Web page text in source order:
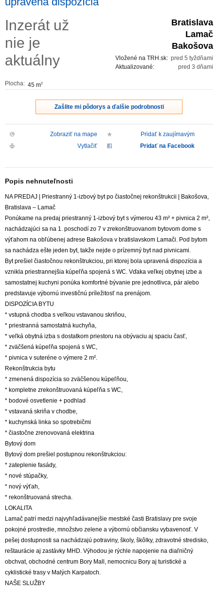
REKLAMA
PARTNERI
OBCHODNÉ PODMIENKY
PRIPOMIENKY
Inzerát už
nie je
aktuálny
Plocha: 45 m2
Bratislava
Lamač
Bakošova
pred 5 tyždňami
Vložené na TRH.sk:
pred 3 dňami
Aktualizované:
Zašlite mi pôdorys a ďalšie podrobnosti
Zobraziť na mape
Pridať k zaujímavým
Vytlačiť
Pridať na Facebook
Popis nehnuteľnosti
NA PREDAJ | Priestranný 1-izbový byt po čiastočnej rekonštrukcii | Bakošova,
Bratislava – Lamač
Ponúkame na predaj priestranný 1-izbový byt s výmerou 43 m² + pivnica 2 m²,
nachádzajúci sa na 1. poschodí zo 7 v zrekonštruovanom bytovom dome s
výťahom na obľúbenej adrese Bakošova v bratislavskom Lamači. Pod bytom
sa nachádza ešte jeden byt, takže nejde o prízemný byt nad pivnicami.
Byt prešiel čiastočnou rekonštrukciou, pri ktorej bola upravená dispozícia a
vznikla priestrannejšia kúpeľňa spojená s WC. Vďaka veľkej obytnej izbe a
samostatnej kuchyni ponúka komfortné bývanie pre jednotlivca, pár alebo
predstavuje výbornú investičnú príležitosť na prenájom.
DISPOZÍCIA BYTU
* vstupná chodba s veľkou vstavanou skriňou,
* priestranná samostatná kuchyňa,
* veľká obytná izba s dostatkom priestoru na obývaciu aj spaciu časť,
* zväčšená kúpeľňa spojená s WC,
* pivnica v suteréne o výmere 2 m².
Rekonštrukcia bytu
* zmenená dispozícia so zväčšenou kúpeľňou,
* kompletne zrekonštruovaná kúpeľňa s WC,
* bodové osvetlenie + podhlad
* vstavaná skriňa v chodbe,
* kuchynská linka so spotrebičmi
* čiastočne zrenovovaná elektrina
Bytový dom
Bytový dom prešiel postupnou rekonštrukciou:
* zateplenie fasády,
* nové stúpačky,
* nový výťah,
* rekonštruovaná strecha.
LOKALITA
Lamač patrí medzi najvyhľadávanejšie mestské časti Bratislavy pre svoje
pokojné prostredie, množstvo zelene a výbornú občiansku vybavenosť. V
pešej dostupnosti sa nachádzajú potraviny, školy, škôlky, zdravotné stredisko,
reštaurácie aj zastávky MHD. Výhodou je rýchle napojenie na diaľničný
obchvat, obchodné centrum Bory Mall, nemocnicu Bory aj turistické a
cyklistické trasy v Malých Karpatoch.
NAŠE SLUŽBY